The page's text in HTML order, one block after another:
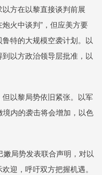
方在以黎直接谈判前展
火中谈判”，但应美方要
特的大规模空袭计划。以
以方政治领导层批准，以
以黎局势依旧紧张。以军
内的袭击将会增加，以色
局势发表联合声明，对以
迎，呼吁双方把握机遇。